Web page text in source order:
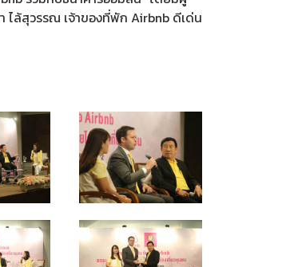
ไล้สุวรรณ เจ้าของที่พัก Airbnb ดีเด่น